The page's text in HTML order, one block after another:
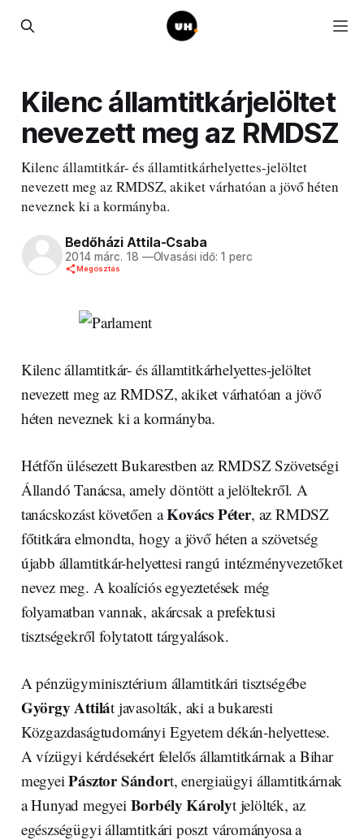
Kilenc államtitkárjelöltet
nevezett meg az RMDSZ
Kilenc államtitkár- és államtitkárhelyettes-jelöltet
nevezett meg az RMDSZ, akiket várhatóan a jövő héten
neveznek ki a kormányba.
Bedőházi Attila-Csaba
2014 márc. 18 —Olvasási idő: 1 perc
Megosztás
Kilenc államtitkár- és államtitkárhelyettes-jelöltet
nevezett meg az RMDSZ, akiket várhatóan a jövő
héten neveznek ki a kormányba.
Hétfőn ülésezett Bukarestben az RMDSZ Szövetségi
Állandó Tanácsa, amely döntött a jelöltekről. A
tanácskozást követően aKovács Péter, az RMDSZ
főtitkára elmondta, hogy a jövő héten a szövetség
újabb államtitkár-helyettesi rangú intézményvezetőket
nevez meg. A koalíciós egyeztetések még
folyamatban vannak, akárcsak a prefektusi
tisztségekről folytatott tárgyalások.
A pénzügyminisztérium államtitkári tisztségébe
György Attilát javasolták, aki a bukaresti
Közgazdaságtudományi Egyetem dékán-helyettese.
A vízügyi kérdésekért felelős államtitkárnak a Bihar
megyeiPásztor Sándort, energiaügyi államtitkárnak
a Hunyad megyei Borbély Károlyt jelölték, az
egészségügyi államtitkári poszt várományosa a